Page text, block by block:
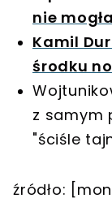
nie
Kamil
środku
z samym
"ściśle
źródło: